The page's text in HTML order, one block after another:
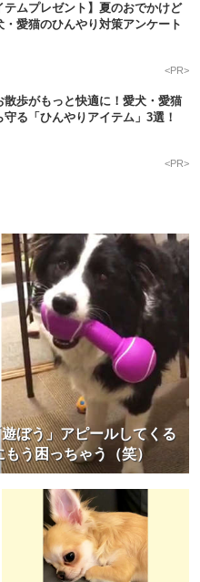
テムプレゼント】夏のおでかけど
・愛猫のひんやり対策アンケート
<PR>
散歩がもっと快適に！愛犬・愛猫
る「ひんやりアイテム」3選！
<PR>
ぼう」アピールしてくる
う困っちゃう（笑）